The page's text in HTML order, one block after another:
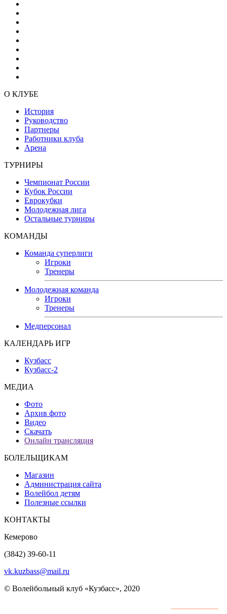
О КЛУБЕ
История
Руководство
Партнеры
Работники клуба
Арена
ТУРНИРЫ
Чемпионат России
Кубок России
Еврокубки
Молодежная лига
Остальные турниры
КОМАНДЫ
Команда суперлиги
Игроки
Тренеры
Молодежная команда
Игроки
Тренеры
Медперсонал
КАЛЕНДАРЬ ИГР
Кузбасс
Кузбасс-2
МЕДИА
Фото
Архив фото
Видео
Скачать
Онлайн трансляция
БОЛЕЛЬЩИКАМ
Магазин
Администрация сайта
Волейбол детям
Полезные ссылки
КОНТАКТЫ
Кемерово
(3842) 39-60-11
vk.kuzbass@mail.ru
© Волейбольный клуб «Кузбасс», 2020